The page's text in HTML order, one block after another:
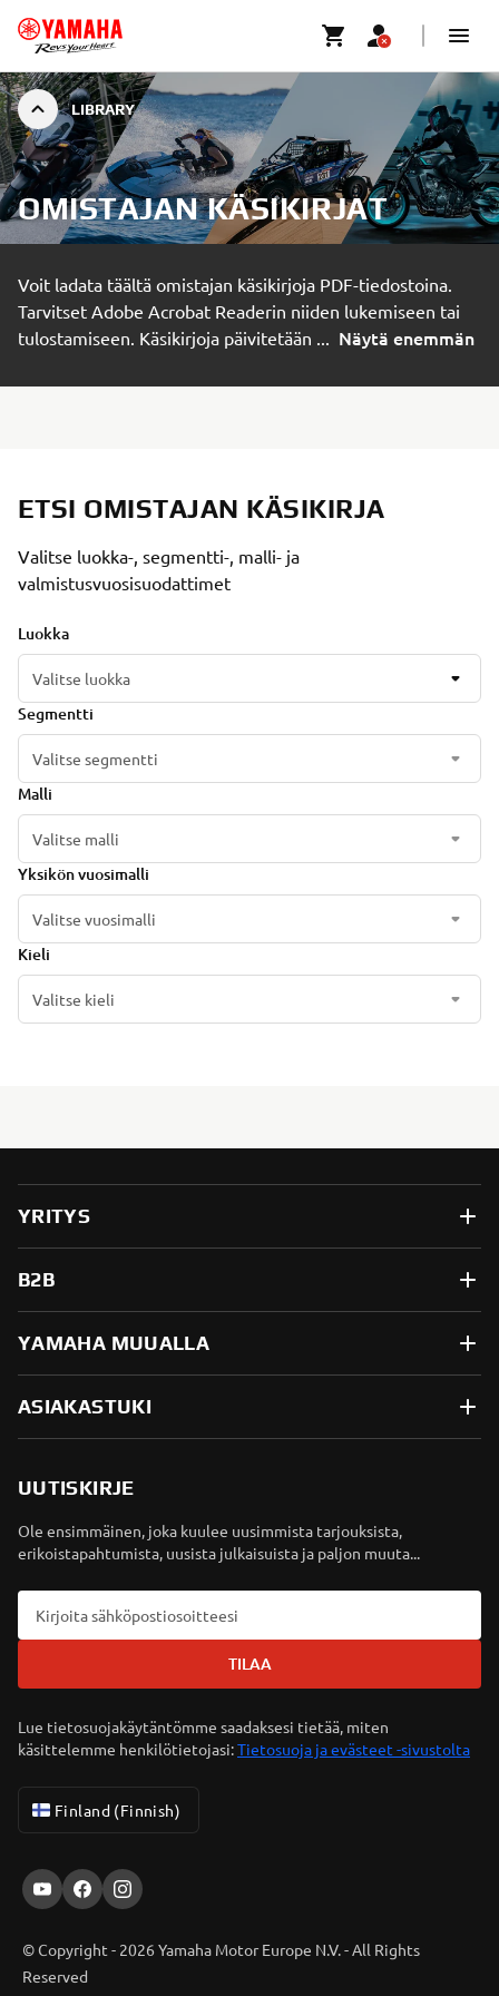
LIBRARY
OMISTAJAN KÄSIKIRJAT
Voit ladata täältä omistajan käsikirjoja PDF-tiedostoina.
Tarvitset Adobe Acrobat Readerin niiden lukemiseen tai
tulostamiseen. Käsikirjoja päivitetään ... Näytä enemmän
ETSI OMISTAJAN KÄSIKIRJA
Valitse luokka-, segmentti-, malli- ja
valmistusvuosisuodattimet
Luokka
Valitse luokka
Segmentti
Valitse segmentti
Malli
Valitse malli
Yksikön vuosimalli
Valitse vuosimalli
Kieli
Valitse kieli
YRITYS
B2B
YAMAHA MUUALLA
ASIAKASTUKI
UUTISKIRJE
Ole ensimmäinen, joka kuulee uusimmista tarjouksista,
erikoistapahtumista, uusista julkaisuista ja paljon muuta...
TILAA
Lue tietosuojakäytäntömme saadaksesi tietää, miten
käsittelemme henkilötietojasi:Tietosuoja ja evästeet -sivustolta
Finland (Finnish)
© Copyright - 2026 Yamaha Motor Europe N.V. - All Rights
Reserved